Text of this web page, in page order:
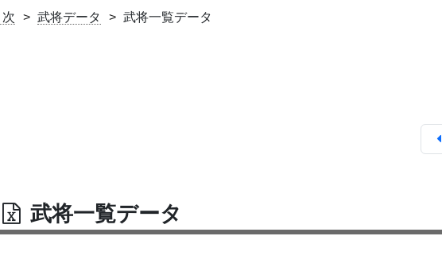
次 武将データ 武将一覧データ
武将一覧データ